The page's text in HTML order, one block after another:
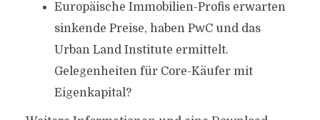
Europäische Immobilien-Profis erwarten
sinkende Preise, haben PwC und das
Urban Land Institute ermittelt.
Gelegenheiten für Core-Käufer mit
Eigenkapital?